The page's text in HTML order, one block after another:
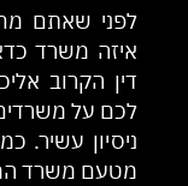
לפני שאתם
איזה משרד
דין הקרוב
לכם על
ניסיון עשיר.
מטעם משרד